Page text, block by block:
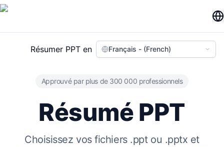
Résumer PPT en Français - (French)
Approuvé par plus de 300 000 professionnels
Résumé PPT
Choisissez vos fichiers .ppt ou .pptx et